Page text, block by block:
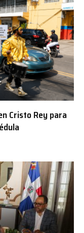
Cristo Rey para